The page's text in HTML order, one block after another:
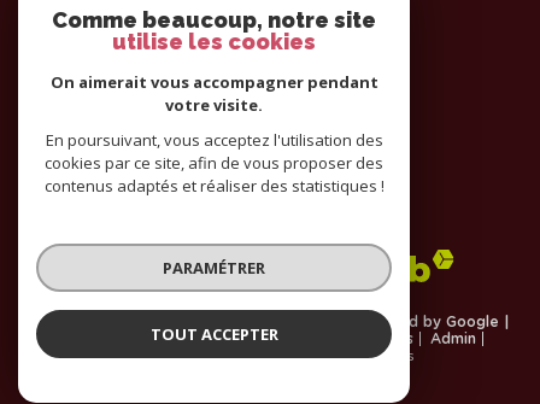
Nous
suivre
Nous
© 2026 | Tous droits réservés | Traduction powered by Google |
Nos honoraires Mentions légales
Admin
Partenaires
Politique RGPD Cookies
Comme beaucoup, notre site
utilise les cookies
On aimerait vous accompagner pendant
votre visite.
En poursuivant, vous acceptez l'utilisation des
cookies par ce site, afin de vous proposer des
contenus adaptés et réaliser des statistiques !
PARAMÉTRER
TOUT ACCEPTER